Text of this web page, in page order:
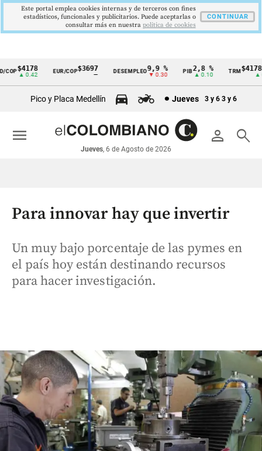
Cintillo
económicos
Colombia
$4178
▲ 0.42
EUR/COP$3697 DESEMPLEO9,9 %
▼ 0.30
2,8 %
▲ 0.10
TRM
▲
Pico y Placa Medellín Jueves 3 y 6 3 y 6
person search
Jueves, 6 de Agosto de 2026
menu
Para innovar hay que invertir
Un muy bajo porcentaje de las pymes en
el país hoy están destinando recursos
para hacer investigación.
Este portal emplea cookies internas y de terceros con fines
estadísticos, funcionales y publicitarios. Puede aceptarlas o
consultar más en nuestra politica de cookies
CONTINUAR